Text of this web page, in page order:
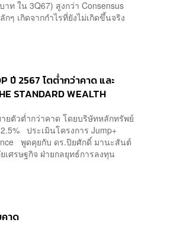
ท ใน 3Q67) สูงกว่า Consensus
ๆ เกิดจากกำไรที่ยังไม่เกิดขึ้นจริง
ปี 2567 โตต่ำกว่าคาด และ
STANDARD WEALTH
ยตัวต่ำกว่าคาด โดยบริษัทหลักทรัพย์
ประเมินโครงการ Jump+
พูดคุยกับ ดร.ปิยศักดิ์ มานะสันต์
เศรษฐกิจ ฝ่ายกลยุทธ์การลงทุน
าด